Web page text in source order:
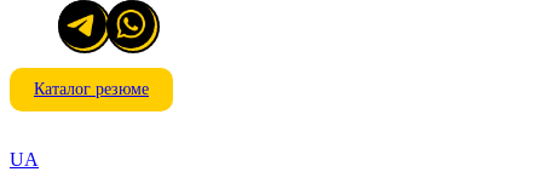
Каталог резюме
UA